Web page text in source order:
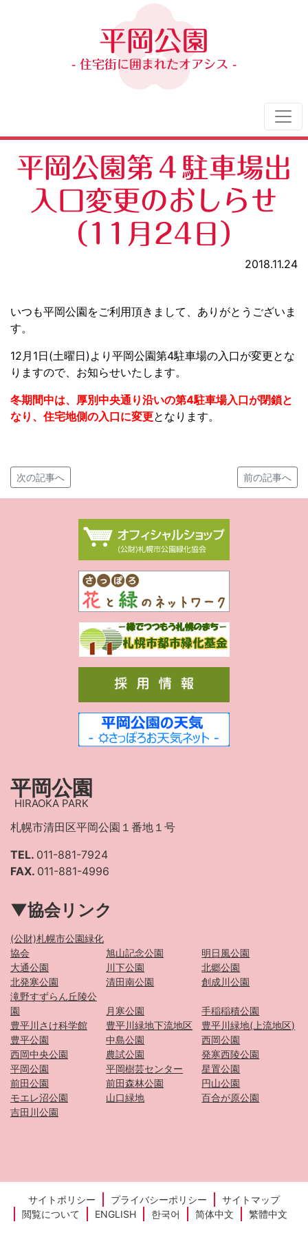
平岡公園
- 住宅街に囲まれたオアシス -
平岡公園第４駐車場出
入口変更のおしらせ
（11月24日）
2018.11.24
いつも平岡公園をご利用頂きまして、ありがとうございま
す。
12月1日(土曜日)より平岡公園第4駐車場の入口が変更とな
りますので、お知らせいたします。
冬期間中は、厚別中央通り沿いの第4駐車場入口が閉鎖と
なり、住宅地側の入口に変更となります。
次の記事へ 前の記事へ
平岡公園
HIRAOKA PARK
札幌市清田区平岡公園１番地１号
TEL. 011-881-7924
FAX. 011-881-4996
▼協会リンク
(公財)札幌市公園緑化
協会
旭山記念公園
明日風公園
大通公園
川下公園
北郷公園
北発寒公園
清田南公園
創成川公園
滝野すずらん丘陵公
園
月寒公園
手稲稲積公園
豊平川さけ科学館
豊平川緑地下流地区
豊平川緑地(上流地区)
豊平公園
中島公園
西岡公園
西岡中央公園
農試公園
発寒西陵公園
平岡公園
平岡樹芸センター
星置公園
前田公園
前田森林公園
円山公園
モエレ沼公園
山口緑地
百合が原公園
吉田川公園
サイトポリシー プライバシーポリシー
サイトマップ
閲覧について
ENGLISH 한국어 简体中文 繁體中文